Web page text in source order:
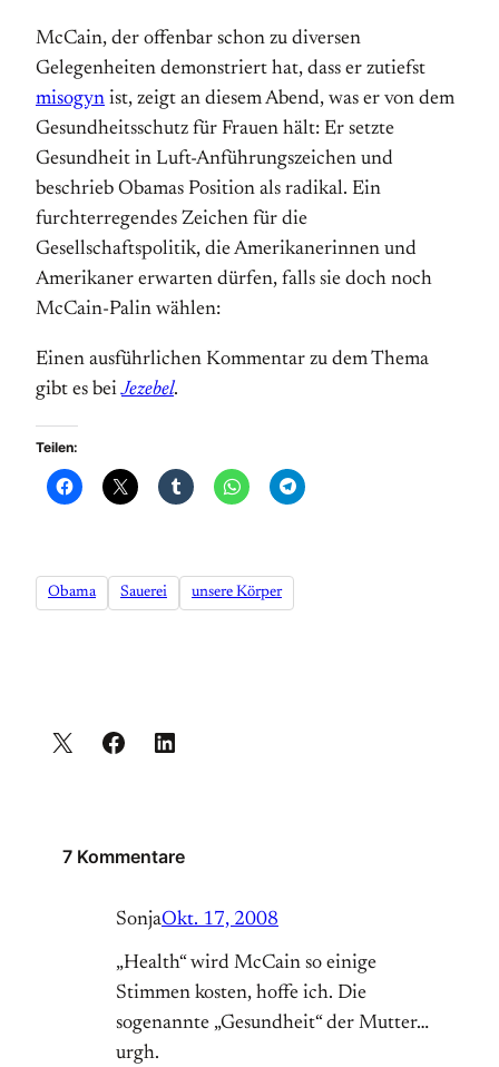
McCain, der offenbar schon zu diversen
Gelegenheiten demonstriert hat, dass er zutiefst
misogyn ist, zeigt an diesem Abend, was er von dem
Gesundheitsschutz für Frauen hält: Er setzte
Gesundheit in Luft-Anführungszeichen und
beschrieb Obamas Position als radikal. Ein
furchterregendes Zeichen für die
Gesellschaftspolitik, die Amerikanerinnen und
Amerikaner erwarten dürfen, falls sie doch noch
McCain-Palin wählen:
Einen ausführlichen Kommentar zu dem Thema
gibt es beiJezebel.
Teilen:
Obama Sauerei unsere Körper
7 Kommentare
SonjaOkt. 17, 2008
„Health“ wird McCain so einige
Stimmen kosten, hoffe ich. Die
sogenannte „Gesundheit“ der Mutter…
urgh.